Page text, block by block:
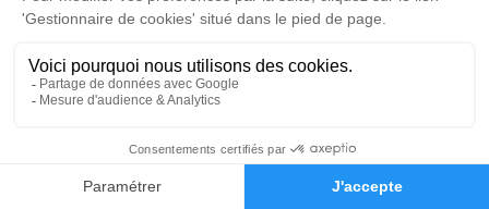
Faire-part Hommages
Cérémonie civile
Crématorium de Yutz
9 Rue de Poitiers
Je rends hommage